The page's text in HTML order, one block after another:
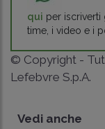
qui per iscriverti
time, i video e i
© Copyright -
Lefebvre S.p.A.
Vedi anche